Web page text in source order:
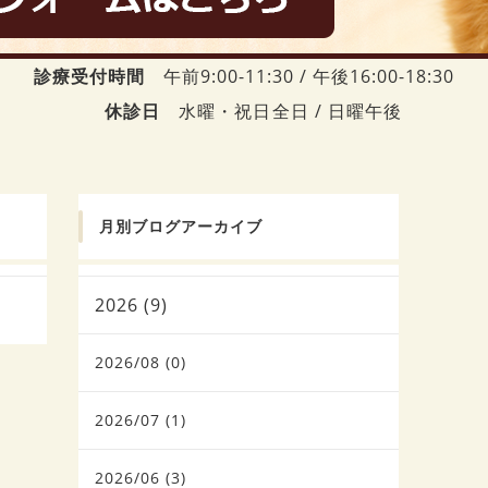
診療受付時間 午前9:00-11:30 / 午後16:00-18:30
休診日
水曜・祝日全日 / 日曜午後
月別ブログアーカイブ
2026 (9)
2026/08 (0)
2026/07 (1)
2026/06 (3)